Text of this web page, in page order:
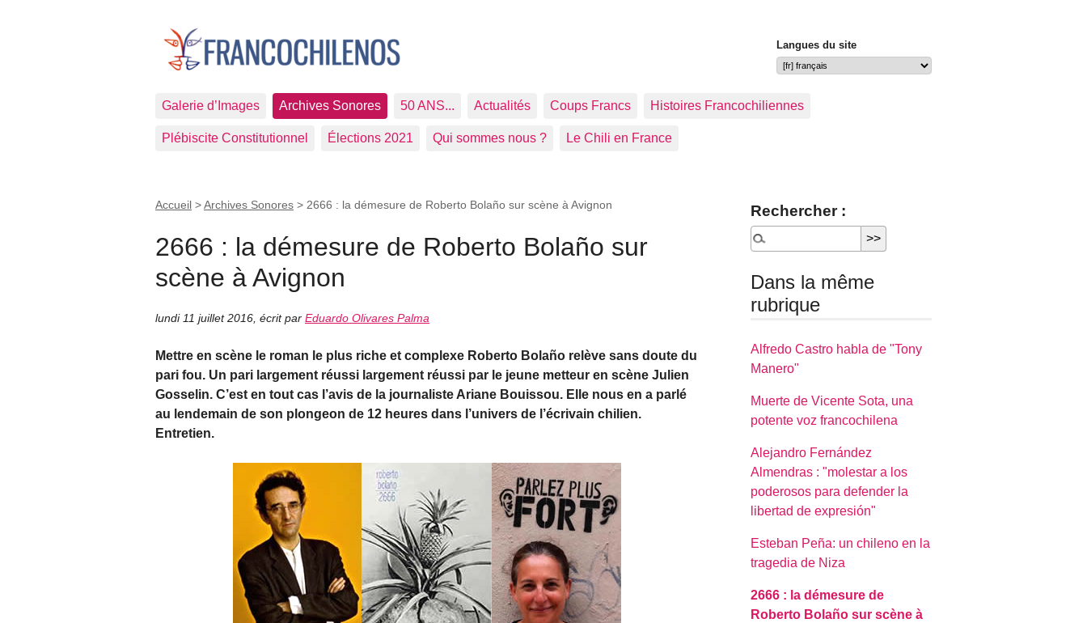
Langues du site
Galerie d’Images Archives Sonores 50 ANS... Actualités Coups Francs Histoires Francochiliennes
Plébiscite Constitutionnel Élections 2021 Qui sommes nous ? Le Chili en France
Accueil >Archives Sonores > 2666 : la démesure de Roberto Bolaño sur scène à Avignon
2666 : la démesure de Roberto Bolaño sur
scène à Avignon
lundi 11 juillet 2016 écrit par Eduardo Olivares Palma
Mettre en scène le roman le plus riche et complexe Roberto Bolaño relève sans doute du
pari fou. Un pari largement réussi largement réussi par le jeune metteur en scène Julien
Gosselin. C’est en tout cas l’avis de la journaliste Ariane Bouissou. Elle nous en a parlé
au lendemain de son plongeon de 12 heures dans l’univers de l’écrivain chilien.
Entretien.
Rechercher :
Dans la même
rubrique
Alfredo Castro habla de "Tony
Manero"
Muerte de Vicente Sota, una
potente voz francochilena
Alejandro Fernández
Almendras : "molestar a los
poderosos para defender la
libertad de expresión"
Esteban Peña: un chileno en la
tragedia de Niza
2666 : la démesure de
Roberto Bolaño sur scène à